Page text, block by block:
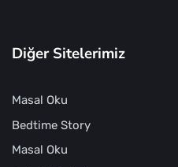
Diğer Sitelerimiz
Masal Oku
Bedtime Story
Masal Oku